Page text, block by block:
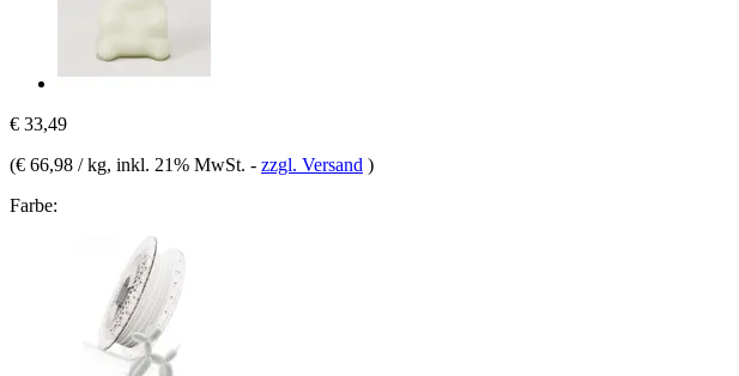
€ 33,49
(€ 66,98 / kg, inkl. 21% MwSt. - zzgl. Versand )
Farbe: